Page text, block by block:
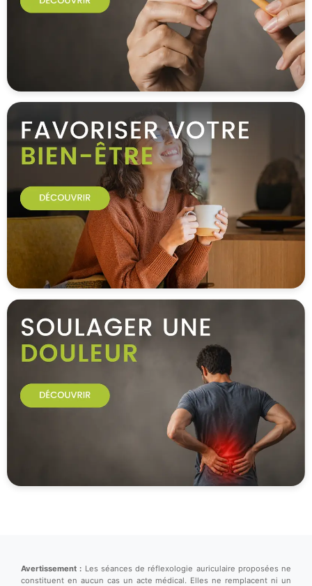
Avertissement : Les séances de réflexologie auriculaire proposées ne
constituent en aucun cas un acte médical. Elles ne remplacent ni un